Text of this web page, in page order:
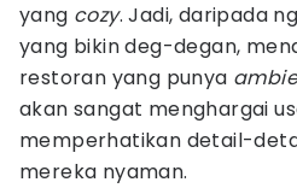
yang cozy. Jadi, daripada
yang bikin deg-degan,
restoran yang punya
akan sangat menghargai
memperhatikan detail-
mereka nyaman.